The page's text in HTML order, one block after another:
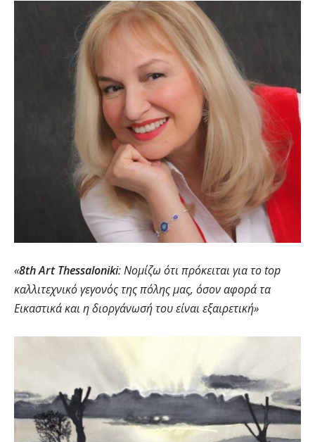
«8th Art Thessaloniki: Νομίζω ότι πρόκειται για το top
καλλιτεχνικό γεγονός της πόλης μας, όσον αφορά τα
Εικαστικά και η διοργάνωσή του είναι εξαιρετική»